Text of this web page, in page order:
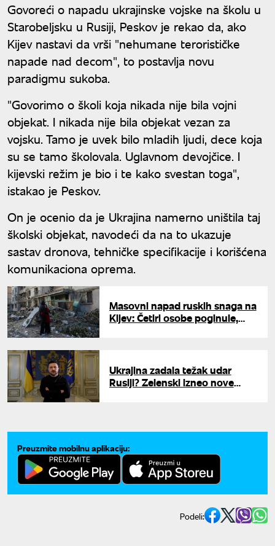
Govoreći o napadu ukrajinske vojske na školu u
Starobeljsku u Rusiji, Peskov je rekao da, ako
Kijev nastavi da vrši "nehumane terorističke
napade nad decom", to postavlja novu
paradigmu sukoba.
"Govorimo o školi koja nikada nije bila vojni
objekat. I nikada nije bila objekat vezan za
vojsku. Tamo je uvek bilo mladih ljudi, dece koja
su se tamo školovala. Uglavnom devojčice. I
kijevski režim je bio i te kako svestan toga",
istakao je Peskov.
On je ocenio da je Ukrajina namerno uništila taj
školski objekat, navodeći da na to ukazuje
sastav dronova, tehničke specifikacije i korišćena
komunikaciona oprema.
Masovni napad ruskih snaga na
Kijev: Četiri osobe poginule,
Ukrajina zadala težak udar
Rusiji? Zelenski izneo nove
Preuzmite mobilnu aplikaciju:
Podeli: